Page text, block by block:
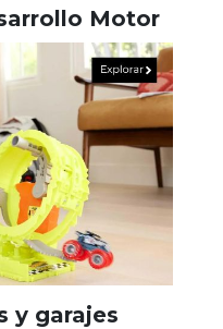
Motor
y garajes